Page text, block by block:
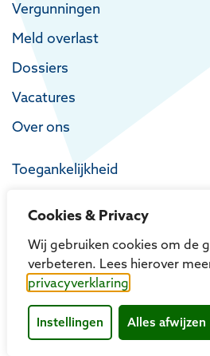
Cookies & Privacy
Wij gebruiken cookies om de
verbeteren. Lees hierover
privacyverklaring
Instellingen Alles afwijzen
Vergunningen
Meld overlast
Dossiers
Vacatures
Over ons
Toegankelijkheid